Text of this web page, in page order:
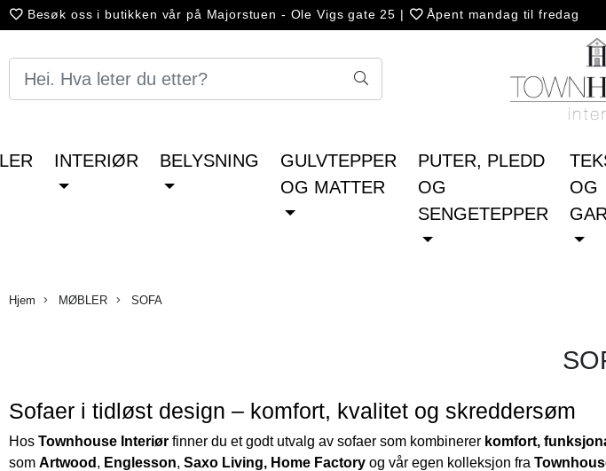
Besøk oss i butikken vår på Majorstuen - Ole Vigs gate 25
Åpent mandag til fredag
INTERIØR BELYSNING
GULVTEPPER
OG MATTER
PUTER, PLEDD
OG
SENGETEPPER
OG
Hjem MØBLER SOFA
Sofaer i tidløst design – komfort, kvalitet og skreddersøm
Hos Townhouse Interiør finner du et godt utvalg av sofaer som kombinerer komfort,
som Artwood , Englesson, Saxo Living, Home Factory og vår egen kolleksjon fra